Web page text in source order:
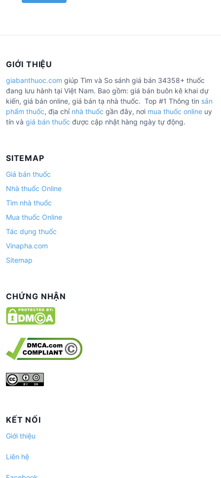
GIỚI THIỆU
giabanthuoc.com giúp Tìm và So sánh giá bán 34358+ thuốc
đang lưu hành tại Việt Nam. Bao gồm: giá bán buôn kê khai dự
kiến, giá bán online, giá bán tạ nhà thuốc. Top #1 Thông tin sản
phẩm thuốc, địa chỉ nhà thuốc gần đây, nơi mua thuốc online uy
tín và giá bán thuốc được cập nhật hàng ngày tự động.
SITEMAP
Giá bán thuốc
Nhà thuốc Online
Tìm nhà thuốc
Mua thuốc Online
Tác dụng thuốc
Vinapha.com
Sitemap
CHỨNG NHẬN
KẾT NỐI
Giới thiệu
Liên hệ